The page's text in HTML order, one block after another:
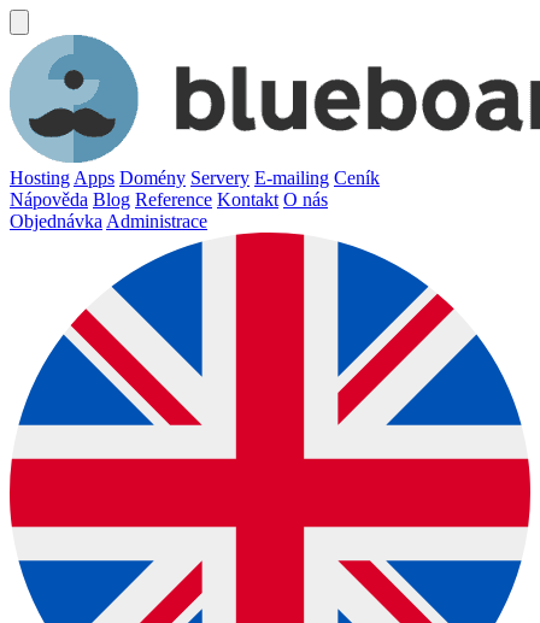
Hosting Apps Domény Servery E-mailing Ceník
Nápověda Blog Reference Kontakt O nás
Objednávka Administrace